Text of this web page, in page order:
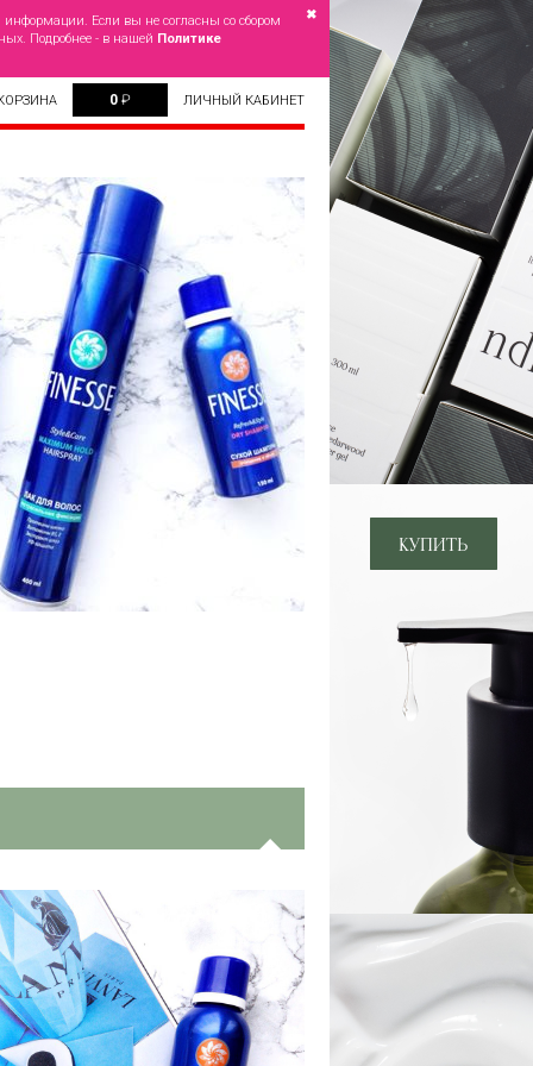
информации. Если вы не согласны со сбором
Подробнее - в нашей Политике
✖
0 ₽ ЛИЧНЫЙ КАБИНЕТ